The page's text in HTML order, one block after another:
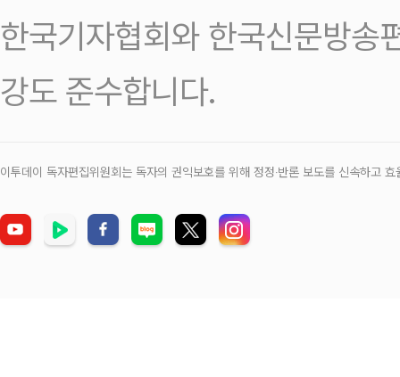
한국기자협회와 한국신문방송
강도 준수합니다.
이투데이 독자편집위원회는 독자의 권익보호를 위해 정정‧반론 보도를 신속하고